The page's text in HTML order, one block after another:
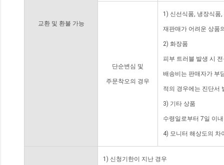
교환 및 환불 가능
단순변심 및
주문착오의 경우
1) 신선식품, 냉장식품
재판매가 어려운 상품
2) 화장품
피부 트러블 발생 시
배송비는 판매자가 부
적의 경우에는 진단서
3) 기타 상품
수령일로부터 7일 이
4) 모니터 해상도의 차
1) 신청기한이 지난 경우